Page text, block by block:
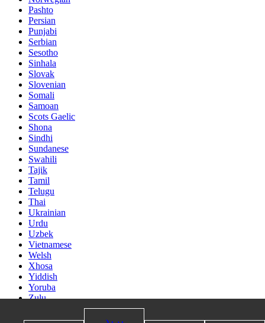
Pashto
Persian
Punjabi
Serbian
Sesotho
Sinhala
Slovak
Slovenian
Somali
Samoan
Scots Gaelic
Shona
Sindhi
Sundanese
Swahili
Tajik
Tamil
Telugu
Thai
Ukrainian
Urdu
Uzbek
Vietnamese
Welsh
Xhosa
Yiddish
Yoruba
Zulu
Tatar